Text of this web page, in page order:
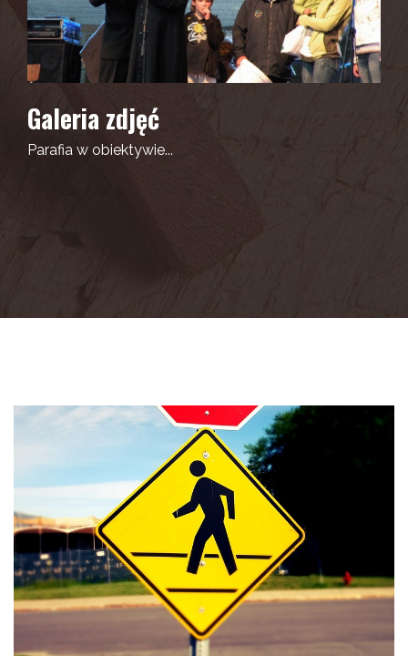
Galeria zdjęć
Parafia w obiektywie...